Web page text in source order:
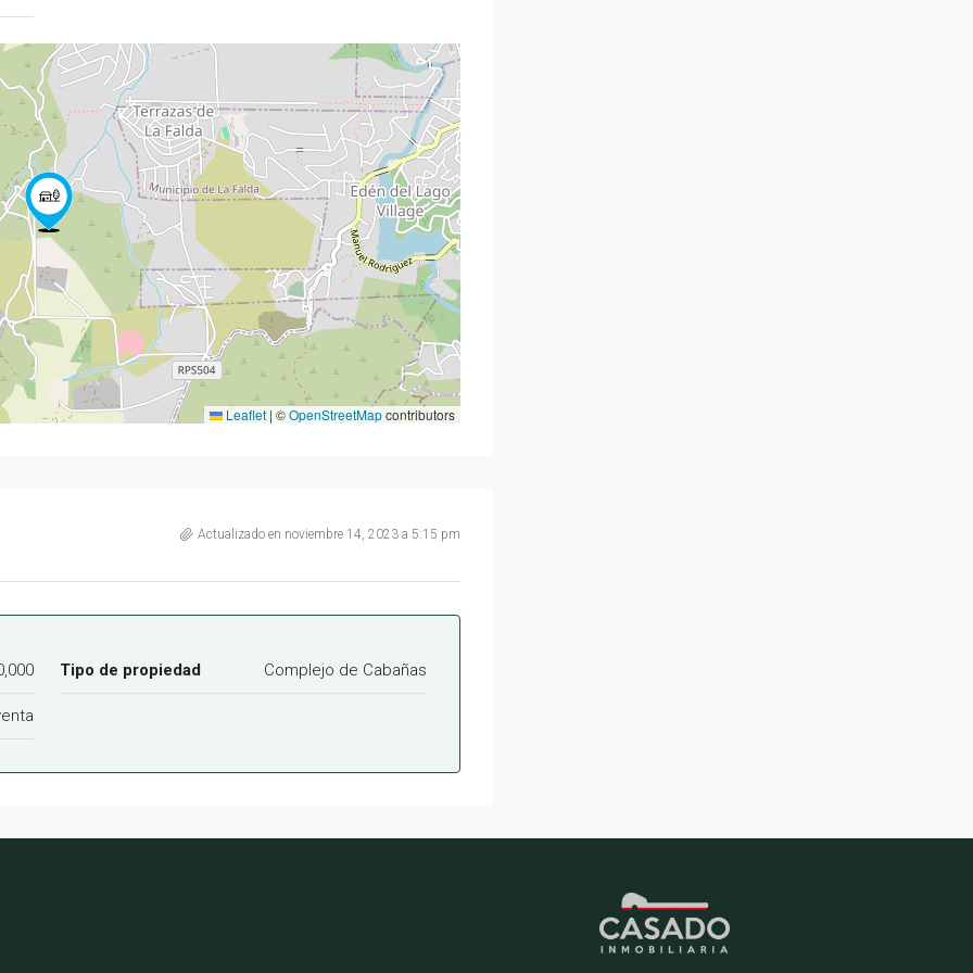
Leaflet | ©OpenStreetMapcontributors
Actualizado en noviembre 14, 2023 a 5:15 pm
Tipo de propiedad Complejo de Cabañas